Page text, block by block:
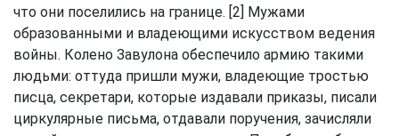
что они поселились на границе. [2] Мужами
образованными и владеющими искусством ведения
войны. Колено Завулона обеспечило армию такими
людьми: оттуда пришли мужи, владеющие тростью
писца, секретари, которые издавали приказы, писали
циркулярные письма, отдавали поручения, зачисляли